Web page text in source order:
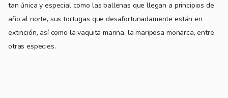
tan única y especial como las ballenas que llegan a principios de
año al norte, sus tortugas que desafortunadamente están en
extinción, así como la vaquita marina, la mariposa monarca, entre
otras especies.